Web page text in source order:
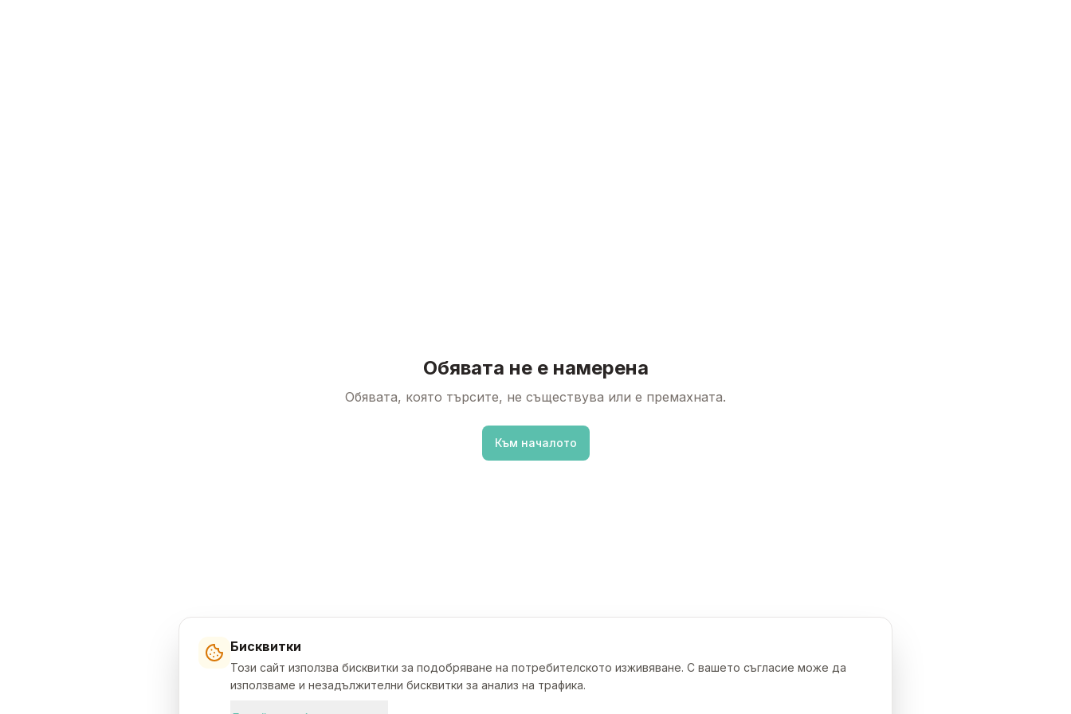
Обявата не е намерена
Обявата, която търсите, не съществува или е премахната.
Към началото
Бисквитки
Този сайт използва бисквитки за подобряване на потребителското изживяване. С вашето съгласие може да
използваме и незадължителни бисквитки за анализ на трафика.